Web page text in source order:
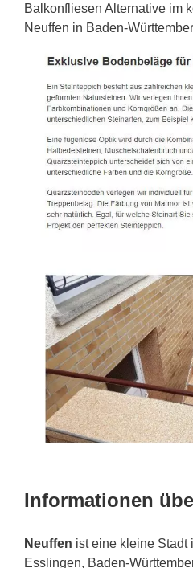
Balkonfliesen Alternative im
Neuffen in Baden-
Informationen
Neuffen ist eine kleine Stadt
Esslingen, Baden-